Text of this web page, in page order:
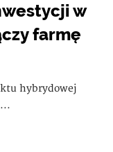
w
farmę
hybrydowej